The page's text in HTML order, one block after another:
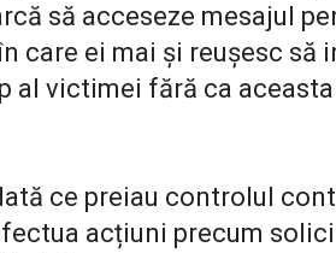
să acceseze mesajul
care ei mai și reușesc să
al victimei fără ca
ce preiau controlul
acțiuni precum